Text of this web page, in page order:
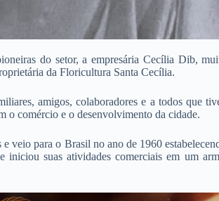
do setor, a empresária Cecília Dib,
da Floricultura Santa Cecília.
amigos, colaboradores e a todos que
comércio e o desenvolvimento da cidade.
veio para o Brasil no ano de 1960
suas atividades comerciais em um